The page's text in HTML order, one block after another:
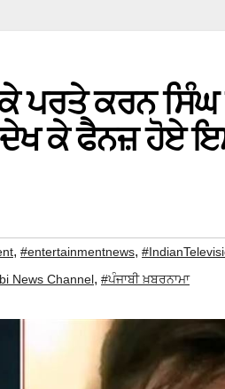
ਪਰਤੇ ਕਰਨ
ਦੇਖ ਕੇ ਫੈਨਜ਼ ਹੋਏ
, #entertainmentnews,
News Channel, #ਪੰਜਾਬੀ ਖ਼ਬਰਨਾਮਾ